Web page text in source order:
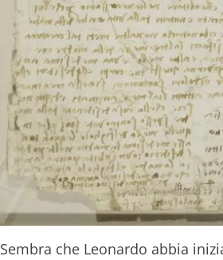
Sembra che Leonardo abbia